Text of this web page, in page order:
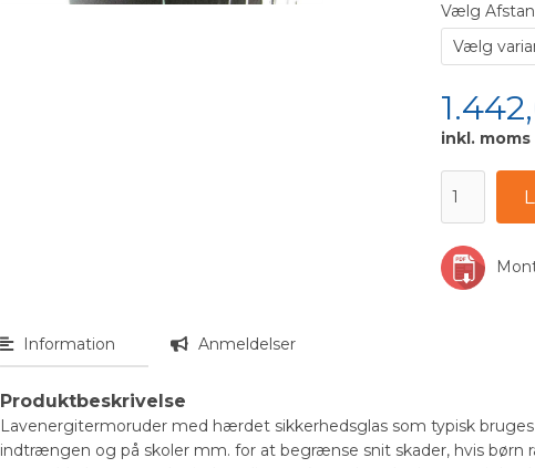
Vælg
inkl. moms
Information Anmeldelser
Produktbeskrivelse
Lavenergitermoruder med hærdet sikkerhedsglas som typisk
indtrængen og på skoler mm. for at begrænse snit skader, hvis